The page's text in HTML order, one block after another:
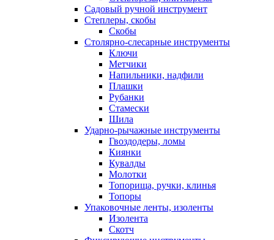
Садовый ручной инструмент
Степлеры, скобы
Скобы
Столярно-слесарные инструменты
Ключи
Метчики
Напильники, надфили
Плашки
Рубанки
Стамески
Шила
Ударно-рычажные инструменты
Гвоздодеры, ломы
Киянки
Кувалды
Молотки
Топорища, ручки, клинья
Топоры
Упаковочные ленты, изоленты
Изолента
Скотч